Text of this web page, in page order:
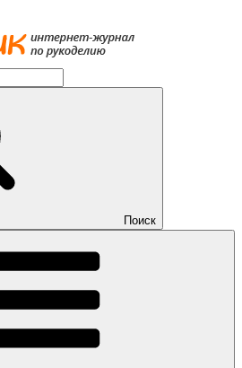
Поиск